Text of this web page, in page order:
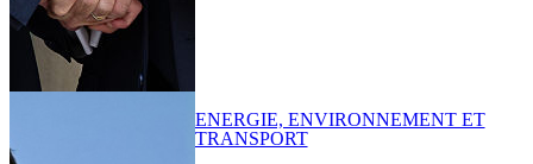
ENERGIE, ENVIRONNEMENT ET
TRANSPORT